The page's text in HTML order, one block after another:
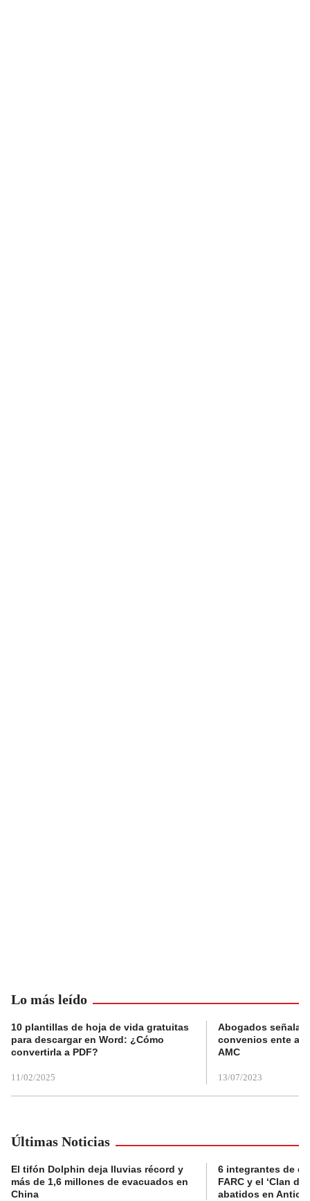
Lo más leído
10 plantillas de hoja de vida gratuitas
para descargar en Word: ¿Cómo
convertirla a PDF?
11/02/2025
Abogados
convenios ente
AMC
13/07/2023
Últimas Noticias
El tifón Dolphin deja lluvias récord y
más de 1,6 millones de evacuados en
China
6 integrantes de
FARC y el ‘Clan
abatidos en